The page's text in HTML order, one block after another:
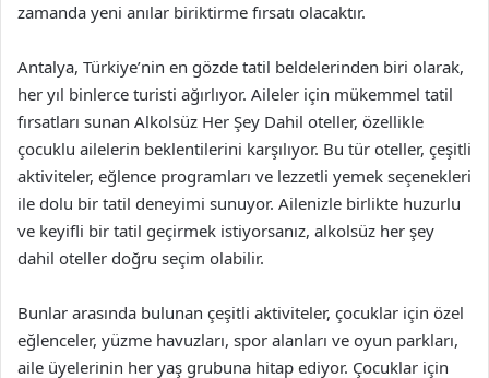
zamanda yeni anılar biriktirme fırsatı olacaktır.
Antalya, Türkiye’nin en gözde tatil beldelerinden biri olarak,
her yıl binlerce turisti ağırlıyor. Aileler için mükemmel tatil
fırsatları sunan Alkolsüz Her Şey Dahil oteller, özellikle
çocuklu ailelerin beklentilerini karşılıyor. Bu tür oteller, çeşitli
aktiviteler, eğlence programları ve lezzetli yemek seçenekleri
ile dolu bir tatil deneyimi sunuyor. Ailenizle birlikte huzurlu
ve keyifli bir tatil geçirmek istiyorsanız, alkolsüz her şey
dahil oteller doğru seçim olabilir.
Bunlar arasında bulunan çeşitli aktiviteler, çocuklar için özel
eğlenceler, yüzme havuzları, spor alanları ve oyun parkları,
aile üyelerinin her yaş grubuna hitap ediyor. Çocuklar için